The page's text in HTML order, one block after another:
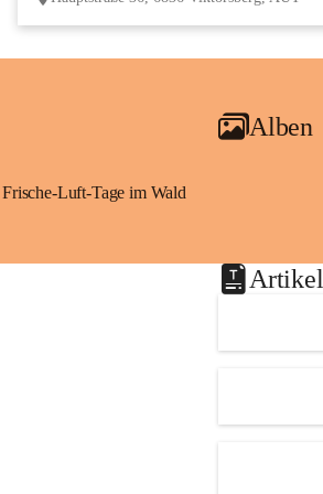
Alben
Frische-Luft-Tage im Wald
Artikel